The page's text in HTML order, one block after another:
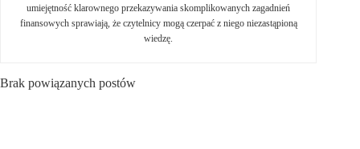
umiejętność klarownego przekazywania skomplikowanych zagadnień
finansowych sprawiają, że czytelnicy mogą czerpać z niego niezastąpioną
wiedzę.
Brak powiązanych postów